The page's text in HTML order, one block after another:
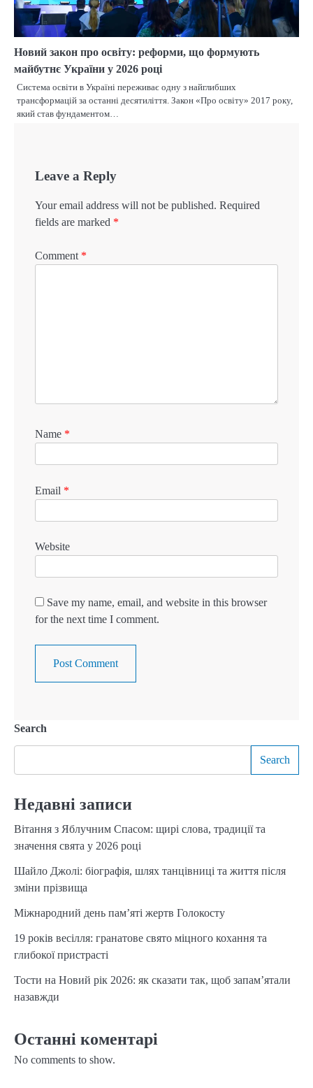
Новий закон про освіту: реформи, що формують
майбутнє України у 2026 році
Система освіти в Україні переживає одну з найглибших
трансформацій за останні десятиліття. Закон «Про освіту» 2017 року,
який став фундаментом…
Leave a Reply
Your email address will not be published. Required
fields are marked *
Comment *
Name *
Email *
Website
Save my name, email, and website in this browser
for the next time I comment.
Search
Search
Недавні записи
Вітання з Яблучним Спасом: щирі слова, традиції та
значення свята у 2026 році
Шайло Джолі: біографія, шлях танцівниці та життя після
зміни прізвища
Міжнародний день пам’яті жертв Голокосту
19 років весілля: гранатове свято міцного кохання та
глибокої пристрасті
Тости на Новий рік 2026: як сказати так, щоб запам’ятали
назавжди
Останні коментарі
No comments to show.